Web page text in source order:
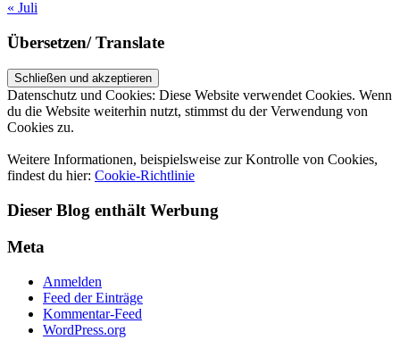
« Juli
Übersetzen/ Translate
Datenschutz und Cookies: Diese Website verwendet Cookies. Wenn
du die Website weiterhin nutzt, stimmst du der Verwendung von
Cookies zu.
Weitere Informationen, beispielsweise zur Kontrolle von Cookies,
findest du hier: Cookie-Richtlinie
Dieser Blog enthält Werbung
Meta
Anmelden
Feed der Einträge
Kommentar-Feed
WordPress.org